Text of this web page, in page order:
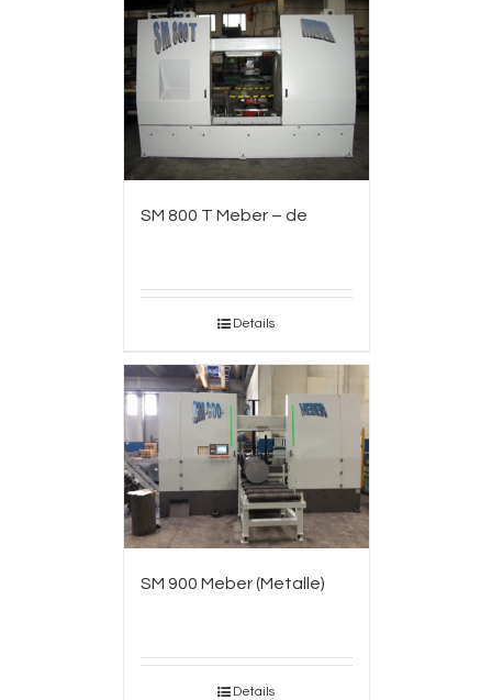
SM 800 T Meber – de
Details
SM 900 Meber (Metalle)
Details